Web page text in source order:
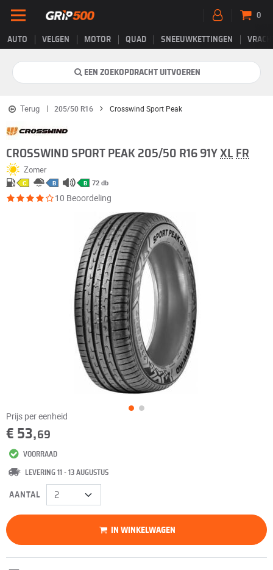
AUTO VELGEN MOTOR QUAD SNEEUWKETTINGEN
0
EEN ZOEKOPDRACHT UITVOEREN
Terug 205/50 R16 Crosswind Sport Peak
CROSSWIND SPORT PEAK 205/50 R16 91Y XL FR
Zomer
C B B 72 db
10 Beoordeling
Prijs per eenheid
€ 53,69
VOORRAAD
LEVERING 11 - 13 AUGUSTUS
AANTAL
IN WINKELWAGEN